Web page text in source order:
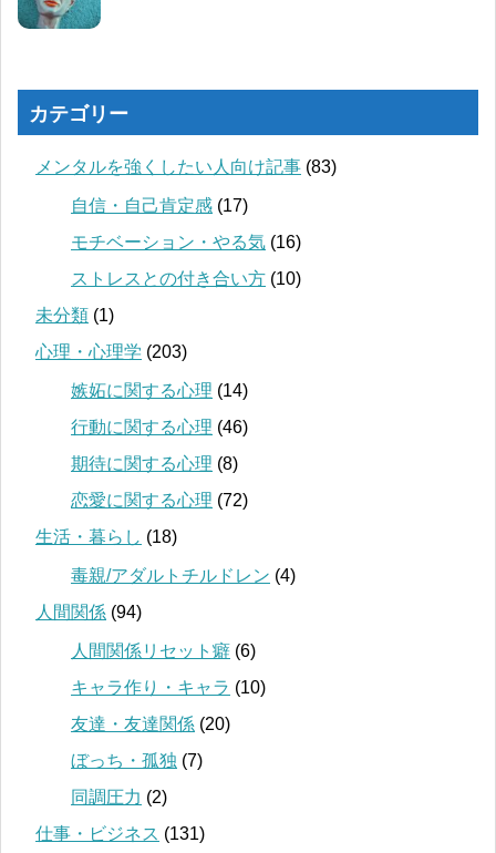
カテゴリー
メンタルを強くしたい人向け記事 (83)
自信・自己肯定感 (17)
モチベーション・やる気 (16)
ストレスとの付き合い方 (10)
未分類 (1)
心理・心理学 (203)
嫉妬に関する心理 (14)
行動に関する心理 (46)
期待に関する心理 (8)
恋愛に関する心理 (72)
生活・暮らし (18)
毒親/アダルトチルドレン (4)
人間関係 (94)
人間関係リセット癖 (6)
キャラ作り・キャラ (10)
友達・友達関係 (20)
ぼっち・孤独 (7)
同調圧力 (2)
仕事・ビジネス (131)